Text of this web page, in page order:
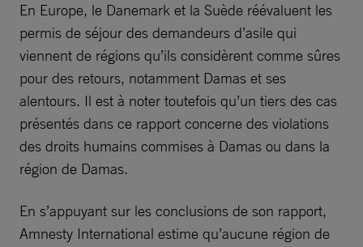
En Europe, le Danemark et la Suède réévaluent les
permis de séjour des demandeurs d’asile qui
viennent de régions qu’ils considèrent comme sûres
pour des retours, notamment Damas et ses
alentours. Il est à noter toutefois qu’un tiers des cas
présentés dans ce rapport concerne des violations
des droits humains commises à Damas ou dans la
région de Damas.
En s’appuyant sur les conclusions de son rapport,
Amnesty International estime qu’aucune région de